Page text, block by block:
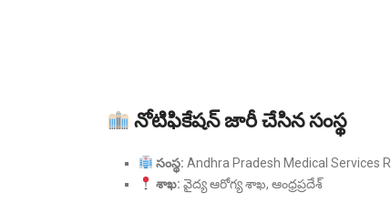
నోటిఫికేషన్ జారీ చేసిన సంస్థ
సంస్థ: Andhra Pradesh Medical Services
శాఖ: వైద్య ఆరోగ్య శాఖ, ఆంధ్రప్రదేశ్